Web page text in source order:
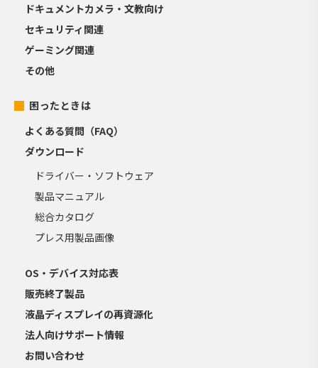
ドキュメントカメラ・文教向け
セキュリティ関連
ゲーミング関連
その他
困ったときは
よくある質問（FAQ）
ダウンロード
ドライバー・ソフトウェア
製品マニュアル
総合カタログ
プレス用製品画像
OS・デバイス対応表
販売終了製品
液晶ディスプレイの再資源化
法人向けサポート情報
お問い合わせ